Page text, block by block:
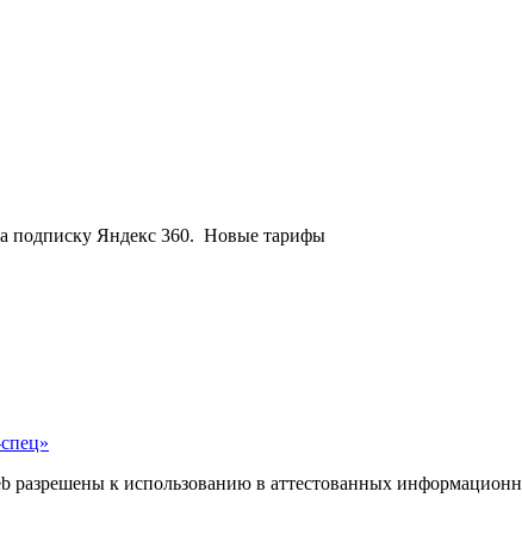
подписку Яндекс 360. Новые тарифы
к использованию в аттестованных информационн